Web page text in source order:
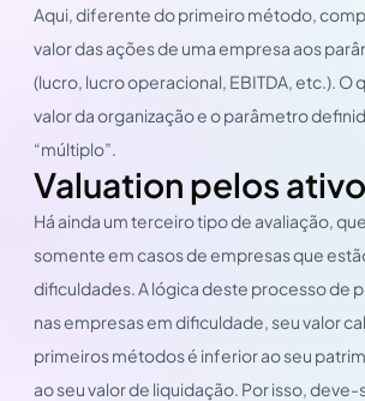
Aqui, diferente do primeiro método,
valor das ações de uma empresa aos
(lucro, lucro operacional, EBITDA, etc.). O
valor da organização e o parâmetro
“múltiplo”.
Valuation pelos
Há ainda um terceiro tipo de avaliação,
somente em casos de empresas que
dificuldades. A lógica deste processo de
nas empresas em dificuldade, seu valor
primeiros métodos é inferior ao seu
ao seu valor de liquidação. Por isso,